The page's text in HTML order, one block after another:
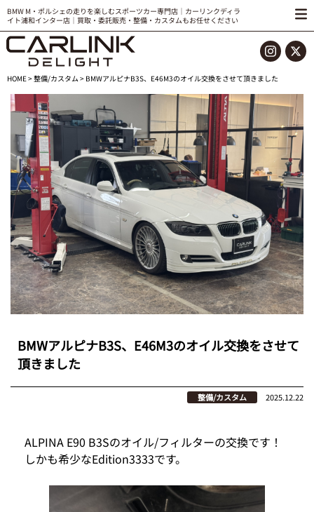
BMW M・ポルシェの走りを楽しむスポーツカー専門店｜カーリンクディラ
イト浦和インター店｜買取・委託販売・整備・カスタムもお任せください
HOME>整備/カスタム> BMWアルピナB3S、E46M3のオイル交換をさせて頂きました
BMWアルピナB3S、E46M3のオイル交換をさせて
頂きました
整備/カスタム 2025.12.22
ALPINA E90 B3Sのオイル/フィルターの交換です！
しかも希少なEdition3333です。